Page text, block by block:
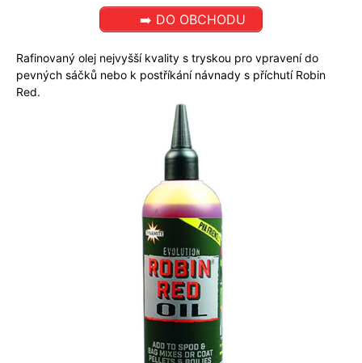
➡️ DO OBCHODU
Rafinovaný olej nejvyšší kvality s tryskou pro vpravení do
pevných sáčků nebo k postříkání návnady s příchutí Robin
Red.